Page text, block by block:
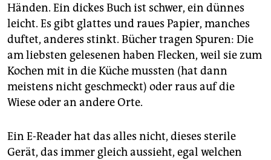
Händen. Ein dickes Buch ist schwer, ein dünnes
leicht. Es gibt glattes und raues Papier, manches
duftet, anderes stinkt. Bücher tragen Spuren: Die
am liebsten gelesenen haben Flecken, weil sie zum
Kochen mit in die Küche mussten (hat dann
meistens nicht geschmeckt) oder raus auf die
Wiese oder an andere Orte.
Ein E-Reader hat das alles nicht, dieses sterile
Gerät, das immer gleich aussieht, egal welchen